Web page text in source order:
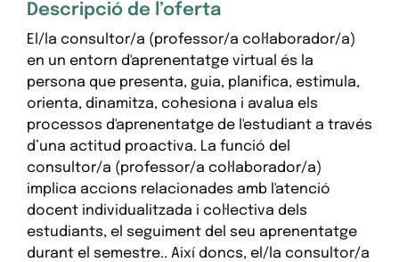
Descripció de l’oferta
El/la consultor/a (professor/a col·laborador/a)
en un entorn d'aprenentatge virtual és la
persona que presenta, guia, planifica, estimula,
orienta, dinamitza, cohesiona i avalua els
processos d'aprenentatge de l'estudiant a través
d’una actitud proactiva. La funció del
consultor/a (professor/a col·laborador/a)
implica accions relacionades amb l'atenció
docent individualitzada i col·lectiva dels
estudiants, el seguiment del seu aprenentatge
durant el semestre.. Així doncs, el/la consultor/a